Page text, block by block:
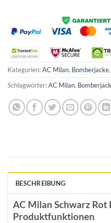
Kategorien:AC Milan, Bomberjacke,
Schlagwörter:AC Milan,
BESCHREIBUNG
AC Milan Schwarz
Produktfunktionen